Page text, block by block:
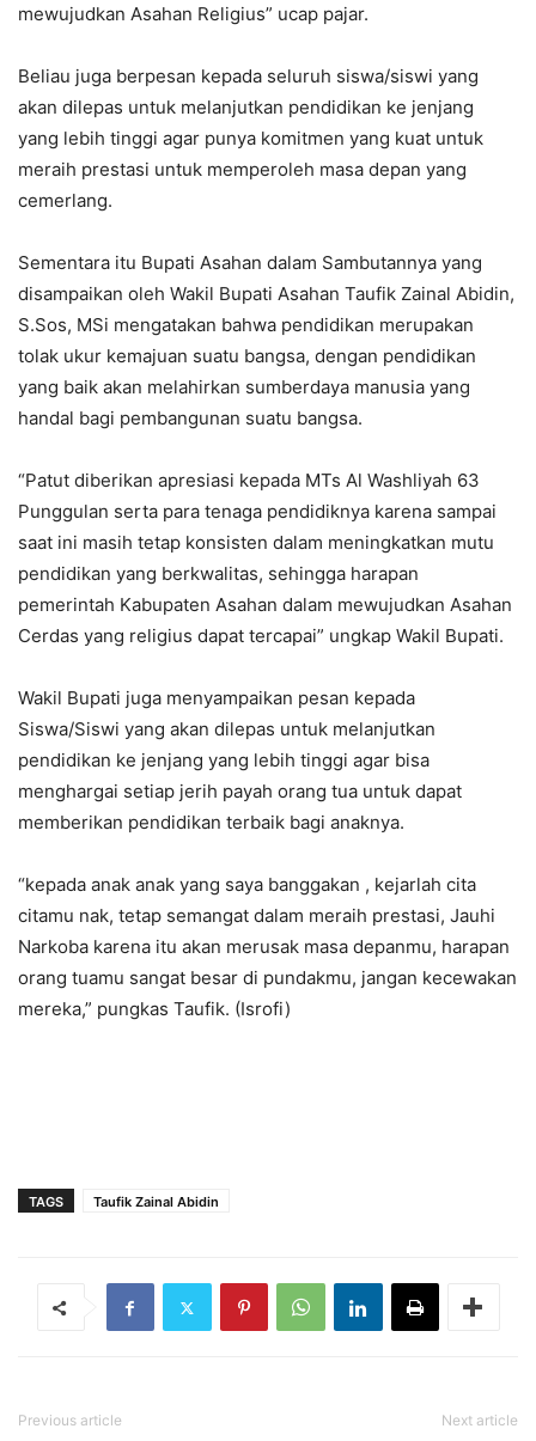
mewujudkan Asahan Religius” ucap pajar.
Beliau juga berpesan kepada seluruh siswa/siswi yang
akan dilepas untuk melanjutkan pendidikan ke jenjang
yang lebih tinggi agar punya komitmen yang kuat untuk
meraih prestasi untuk memperoleh masa depan yang
cemerlang.
Sementara itu Bupati Asahan dalam Sambutannya yang
disampaikan oleh Wakil Bupati Asahan Taufik Zainal Abidin,
S.Sos, MSi mengatakan bahwa pendidikan merupakan
tolak ukur kemajuan suatu bangsa, dengan pendidikan
yang baik akan melahirkan sumberdaya manusia yang
handal bagi pembangunan suatu bangsa.
“Patut diberikan apresiasi kepada MTs Al Washliyah 63
Punggulan serta para tenaga pendidiknya karena sampai
saat ini masih tetap konsisten dalam meningkatkan mutu
pendidikan yang berkwalitas, sehingga harapan
pemerintah Kabupaten Asahan dalam mewujudkan Asahan
Cerdas yang religius dapat tercapai” ungkap Wakil Bupati.
Wakil Bupati juga menyampaikan pesan kepada
Siswa/Siswi yang akan dilepas untuk melanjutkan
pendidikan ke jenjang yang lebih tinggi agar bisa
menghargai setiap jerih payah orang tua untuk dapat
memberikan pendidikan terbaik bagi anaknya.
“kepada anak anak yang saya banggakan , kejarlah cita
citamu nak, tetap semangat dalam meraih prestasi, Jauhi
Narkoba karena itu akan merusak masa depanmu, harapan
orang tuamu sangat besar di pundakmu, jangan kecewakan
mereka,” pungkas Taufik. (Isrofi)
TAGS Taufik Zainal Abidin
Previous article Next article